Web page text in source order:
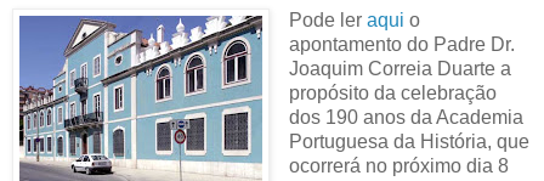
Pode ler aqui o
apontamento do Padre Dr.
Joaquim Correia Duarte a
propósito da celebração
dos 190 anos da Academia
Portuguesa da História, que
ocorrerá no próximo dia 8